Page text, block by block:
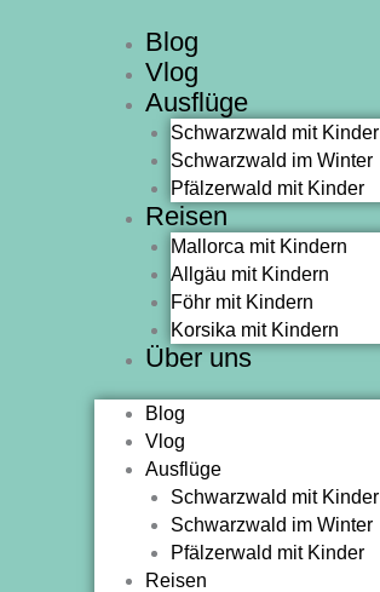
Blog
Vlog
Ausflüge
Schwarzwald mit Kinder
Schwarzwald im Winter
Pfälzerwald mit Kinder
Reisen
Mallorca mit Kindern
Allgäu mit Kindern
Föhr mit Kindern
Korsika mit Kindern
Über uns
Blog
Vlog
Ausflüge
Schwarzwald mit Kinder
Schwarzwald im Winter
Pfälzerwald mit Kinder
Reisen